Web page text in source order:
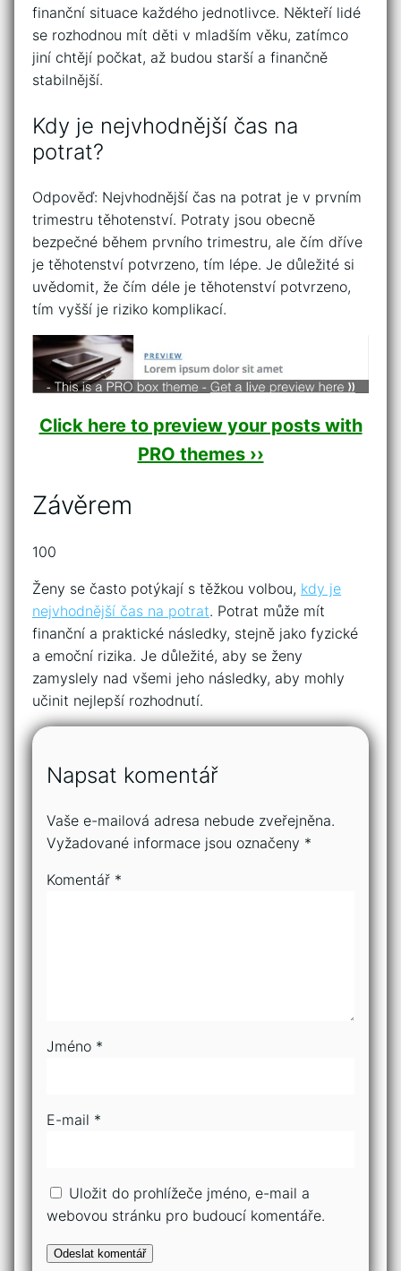
finanční situace každého jednotlivce. Někteří lidé
se rozhodnou mít děti v mladším věku, zatímco
jiní chtějí počkat, až budou starší a finančně
stabilnější.
Kdy je nejvhodnější čas na
potrat?
Odpověď: Nejvhodnější čas na potrat je v prvním
trimestru těhotenství. Potraty jsou obecně
bezpečné během prvního trimestru, ale čím dříve
je těhotenství potvrzeno, tím lépe. Je důležité si
uvědomit, že čím déle je těhotenství potvrzeno,
tím vyšší je riziko komplikací.
Click here to preview your posts with
PRO themes ››
Závěrem
100
Ženy se často potýkají s těžkou volbou, kdy je
nejvhodnější čas na potrat. Potrat může mít
finanční a praktické následky, stejně jako fyzické
a emoční rizika. Je důležité, aby se ženy
zamyslely nad všemi jeho následky, aby mohly
učinit nejlepší rozhodnutí.
Napsat komentář
Vaše e-mailová adresa nebude zveřejněna.
Vyžadované informace jsou označeny *
Komentář *
Jméno *
E-mail *
Uložit do prohlížeče jméno, e-mail a
webovou stránku pro budoucí komentáře.